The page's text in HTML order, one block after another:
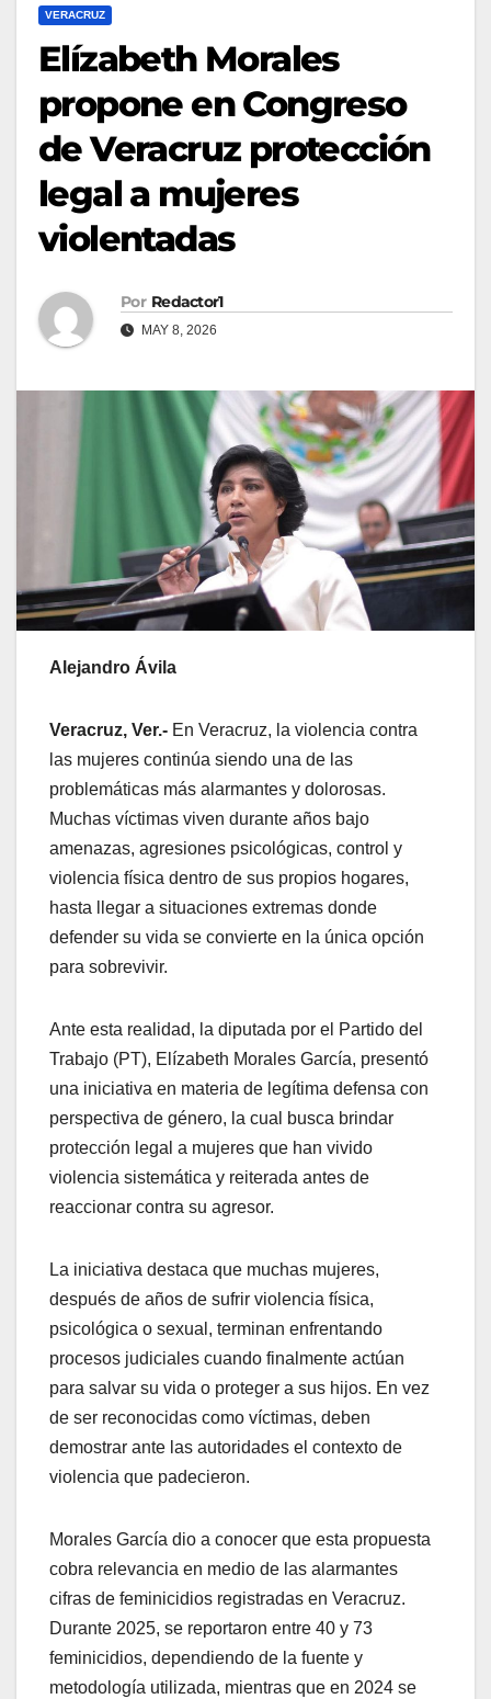
VERACRUZ
Elízabeth Morales
propone en Congreso
de Veracruz protección
legal a mujeres
violentadas
Por Redactor1
MAY 8, 2026
Alejandro Ávila
Veracruz, Ver.- En Veracruz, la violencia contra
las mujeres continúa siendo una de las
problemáticas más alarmantes y dolorosas.
Muchas víctimas viven durante años bajo
amenazas, agresiones psicológicas, control y
violencia física dentro de sus propios hogares,
hasta llegar a situaciones extremas donde
defender su vida se convierte en la única opción
para sobrevivir.
Ante esta realidad, la diputada por el Partido del
Trabajo (PT), Elízabeth Morales García, presentó
una iniciativa en materia de legítima defensa con
perspectiva de género, la cual busca brindar
protección legal a mujeres que han vivido
violencia sistemática y reiterada antes de
reaccionar contra su agresor.
La iniciativa destaca que muchas mujeres,
después de años de sufrir violencia física,
psicológica o sexual, terminan enfrentando
procesos judiciales cuando finalmente actúan
para salvar su vida o proteger a sus hijos. En vez
de ser reconocidas como víctimas, deben
demostrar ante las autoridades el contexto de
violencia que padecieron.
Morales García dio a conocer que esta propuesta
cobra relevancia en medio de las alarmantes
cifras de feminicidios registradas en Veracruz.
Durante 2025, se reportaron entre 40 y 73
feminicidios, dependiendo de la fuente y
metodología utilizada, mientras que en 2024 se